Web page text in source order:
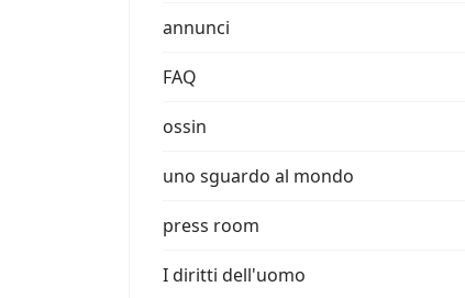
annunci
FAQ
ossin
uno sguardo al mondo
press room
I diritti dell'uomo